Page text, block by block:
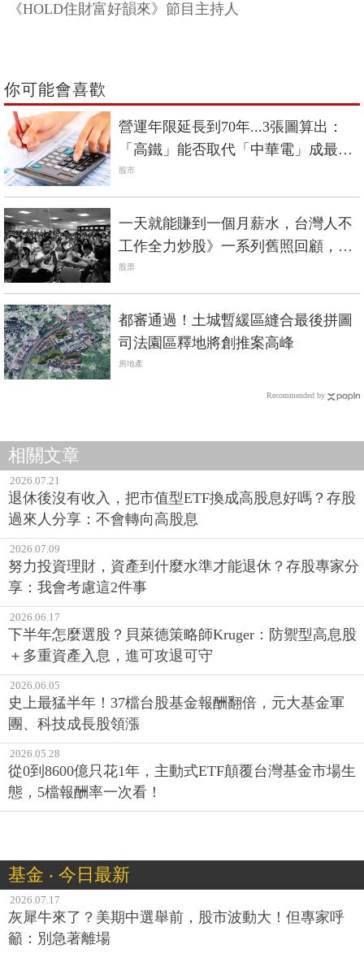
《HOLD住財富好韻來》節目主持人
你可能會喜歡
營運年限延長到70年...3張圖算出：
「高鐵」能否取代「中華電」成最佳
定存股？
股市
一天就能賺到一個月薪水，台灣人不
工作全力炒股》一系列舊照回顧，台
股的夢幻年代
股票
都審通過！土城暫緩區縫合最後拼圖
司法園區釋地將創推案高峰
房地產
Recommended by
相關文章
2026.07.21
退休後沒有收入，把市值型ETF換成高股息好嗎？存股
過來人分享：不會轉向高股息
2026.07.09
努力投資理財，資產到什麼水準才能退休？存股專家分
享：我會考慮這2件事
2026.06.17
下半年怎麼選股？貝萊德策略師Kruger：防禦型高息股
＋多重資產入息，進可攻退可守
2026.06.05
史上最猛半年！37檔台股基金報酬翻倍，元大基金軍
團、科技成長股領漲
2026.05.28
從0到8600億只花1年，主動式ETF顛覆台灣基金市場生
態，5檔報酬率一次看！
基金 ‧ 今日最新
2026.07.17
灰犀牛來了？美期中選舉前，股市波動大！但專家呼
籲：別急著離場